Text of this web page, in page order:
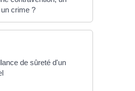
crime ?
de sûreté d'un